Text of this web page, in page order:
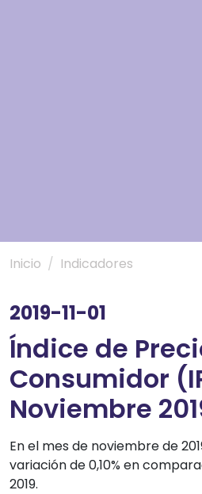
Inicio Indicadores
2019-11-01
Índice de
Consumidor
Noviembre
En el mes de noviembre de
variación de 0,10% en
2019.